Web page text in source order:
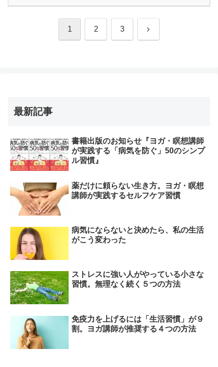
1 2 3 次
最新記事
書籍出版のお知らせ『ヨガ・瞑想講師
が実践する「病気を防ぐ」50のシンプ
ル習慣』
薬だけに頼らない生き方。ヨガ・瞑想
講師が実践するセルフケア習慣
病気にならないと決めたら、私の生活
がこう変わった
ストレスに強い人がやっている小さな
習慣。無理なく続く５つの方法
免疫力を上げるには「生活習慣」が９
割。ヨガ講師が推奨する４つの方法